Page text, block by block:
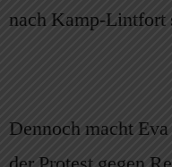
nach Kamp-Lintfort
Dennoch macht